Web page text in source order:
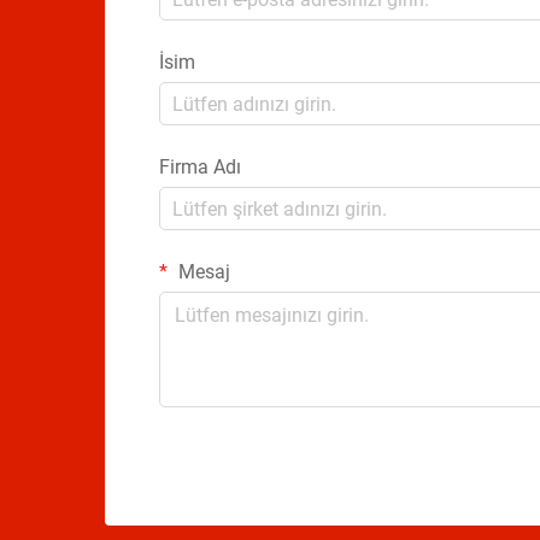
İsim
Firma Adı
Mesaj